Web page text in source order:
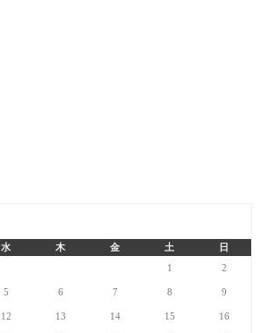
水 木 金 土
日
1
2
5 6 7 8 9
12 13 14 15 16